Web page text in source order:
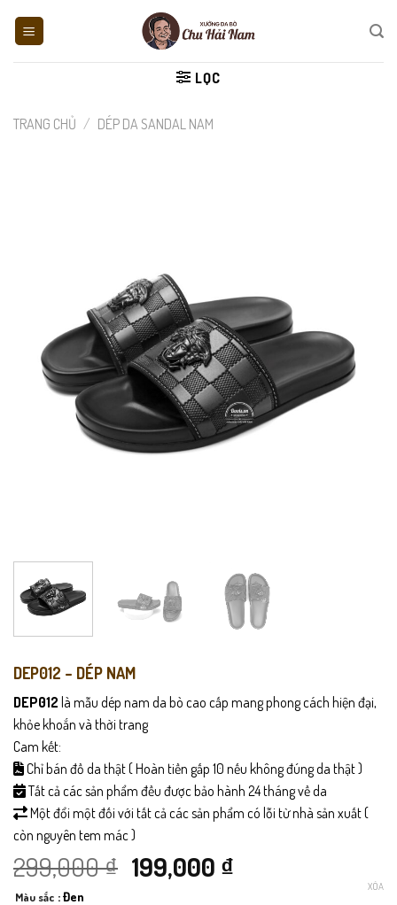
LỌC
TRANG CHỦ / DÉP DA SANDAL NAM
DEP012 – DÉP NAM
DEP012 là mẫu dép nam da bò cao cấp mang phong cách hiện đại,
khỏe khoắn và thời trang
Cam kết:
Chỉ bán đồ da thật ( Hoàn tiền gấp 10 nếu không đúng da thật )
Tất cả các sản phẩm đều được bảo hành 24 tháng về da
Một đổi một đối với tất cả các sản phẩm có lỗi từ nhà sản xuất (
còn nguyên tem mác )
299,000₫ Giá
199,000 ₫Giá
Màu sắc : Đen
XÓA